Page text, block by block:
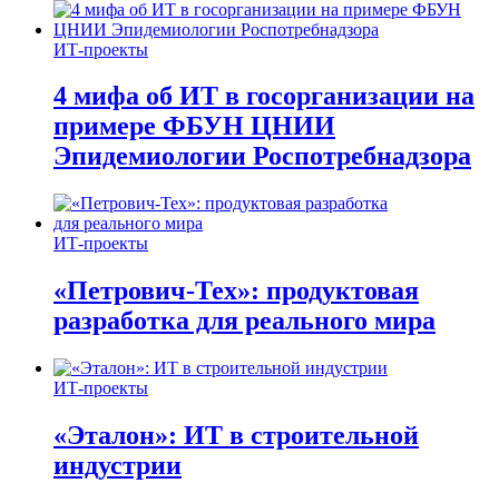
ИТ-проекты
4 мифа об ИТ в госорганизации на
примере ФБУН ЦНИИ
Эпидемиологии Роспотребнадзора
ИТ-проекты
«Петрович-Тех»: продуктовая
разработка для реального мира
ИТ-проекты
«Эталон»: ИТ в строительной
индустрии